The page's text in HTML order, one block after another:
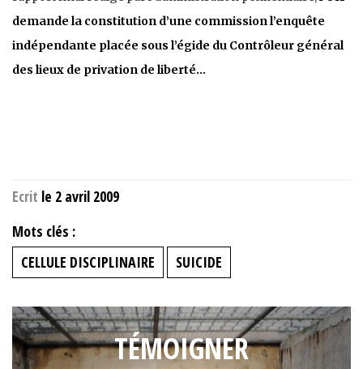
demande la constitution d’une commission l’enquête
indépendante placée sous l’égide du Contrôleur général
des lieux de privation de liberté…
Ecrit le 2 avril 2009
Mots clés :
CELLULE DISCIPLINAIRE
SUICIDE
TÉMOIGNER